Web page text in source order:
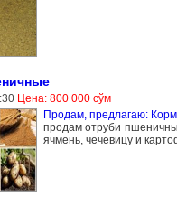
Цена: 800 000 сўм
Продам, предлагаю:
продам отруби
ячмень, чечевицу и